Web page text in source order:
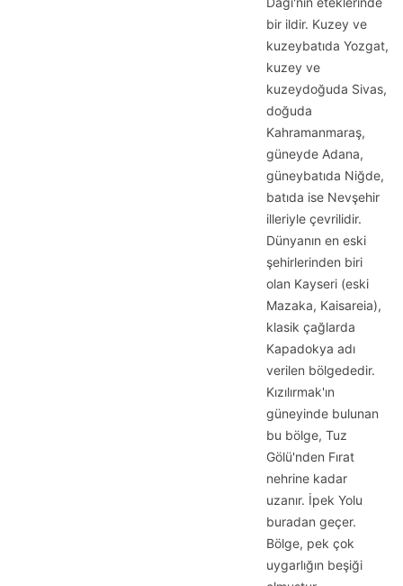
bir ildir. Kuzey ve
kuzeybatıda Yozgat,
kuzey ve
kuzeydoğuda Sivas,
doğuda
Kahramanmaraş,
güneyde Adana,
güneybatıda Niğde,
batıda ise Nevşehir
illeriyle çevrilidir.
Dünyanın en eski
şehirlerinden biri
olan Kayseri (eski
Mazaka, Kaisareia),
klasik çağlarda
Kapadokya adı
verilen bölgededir.
Kızılırmak'ın
güneyinde bulunan
bu bölge, Tuz
Gölü'nden Fırat
nehrine kadar
uzanır. İpek Yolu
buradan geçer.
Bölge, pek çok
uygarlığın beşiği